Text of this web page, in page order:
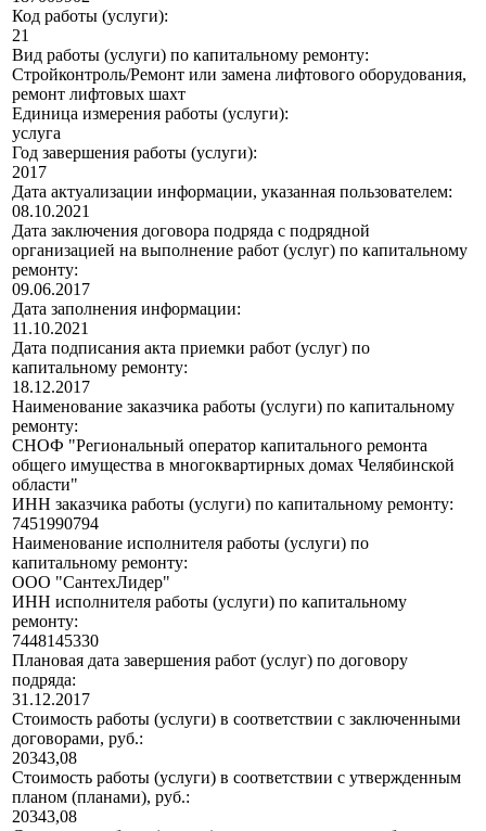
Код работы (услуги):
21
Вид работы (услуги) по капитальному ремонту:
Стройконтроль/Ремонт или замена лифтового оборудования,
ремонт лифтовых шахт
Единица измерения работы (услуги):
услуга
Год завершения работы (услуги):
2017
Дата актуализации информации, указанная пользователем:
08.10.2021
Дата заключения договора подряда с подрядной
организацией на выполнение работ (услуг) по капитальному
ремонту:
09.06.2017
Дата заполнения информации:
11.10.2021
Дата подписания акта приемки работ (услуг) по
капитальному ремонту:
18.12.2017
Наименование заказчика работы (услуги) по капитальному
ремонту:
СНОФ "Региональный оператор капитального ремонта
общего имущества в многоквартирных домах Челябинской
области"
ИНН заказчика работы (услуги) по капитальному ремонту:
7451990794
Наименование исполнителя работы (услуги) по
капитальному ремонту:
ООО "СантехЛидер"
ИНН исполнителя работы (услуги) по капитальному
ремонту:
7448145330
Плановая дата завершения работ (услуг) по договору
подряда:
31.12.2017
Стоимость работы (услуги) в соответствии с заключенными
договорами, руб.:
20343,08
Стоимость работы (услуги) в соответствии с утвержденным
планом (планами), руб.:
20343,08